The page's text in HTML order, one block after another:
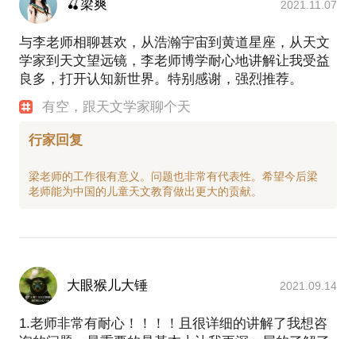
🍒梁爽 2021.11.07
与李老师相聊甚欢，从浩瀚宇宙到黄道星座，从天文
学家到天文望远镜，李老师博学耐心地讲解让我受益
良多，打开认知新世界。特别感谢，强烈推荐。
有空，跟天文学家聊个天
行家回复
梁老师的工作很有意义。问题也非常有代表性。希望今后梁
大眼猴儿大锤 2021.09.14
1.老师非常有耐心！！！！且很详细的讲解了我想咨